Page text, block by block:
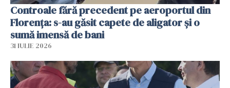
Controale fără precedent pe aeroportul din
Florența: s-au găsit capete de aligator și o
sumă imensă de bani
31 IULIE 2026